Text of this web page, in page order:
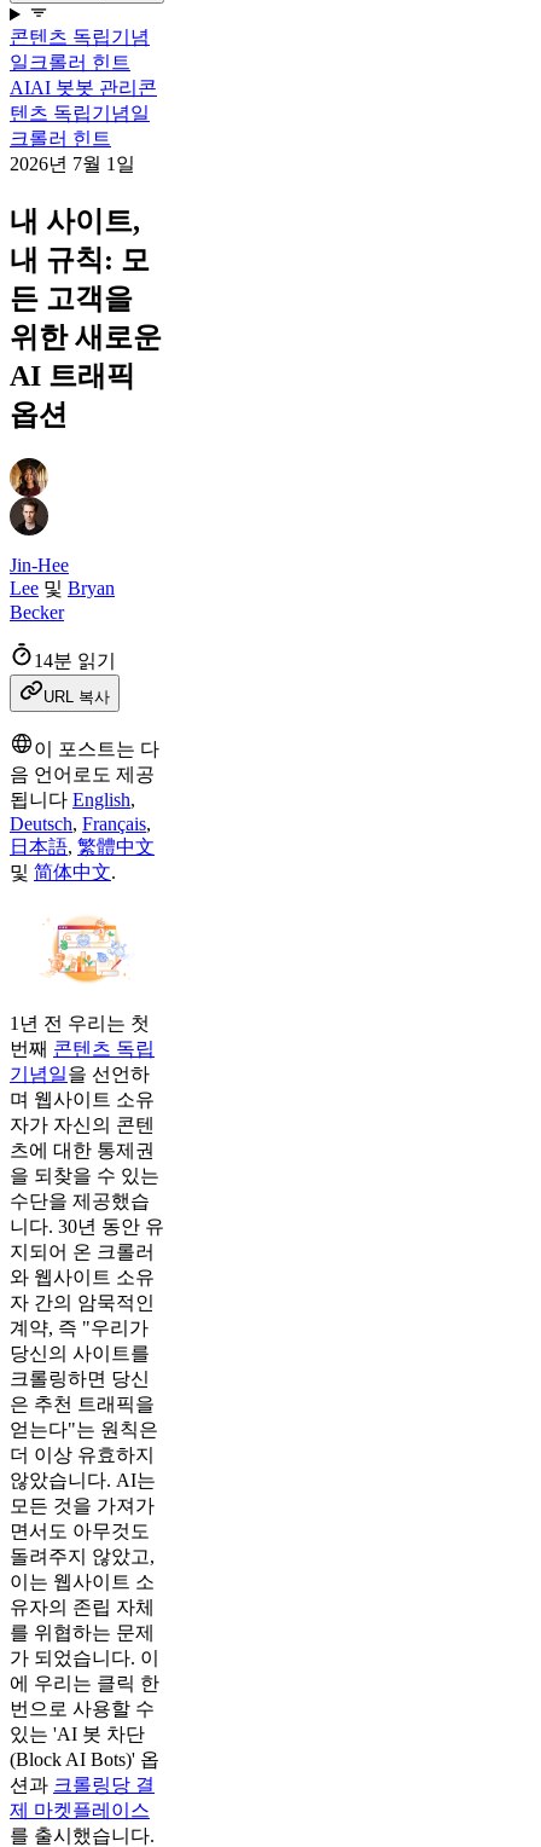
콘텐츠 독립기념
일 크롤러 힌트
AIAI 봇봇 관리 콘
텐츠 독립기념일
크롤러 힌트
2026년 7월 1일
내 사이트,
내 규칙: 모
든 고객을
위한 새로운
AI 트래픽
옵션
Jin-Hee
Lee 및 Bryan
Becker
14분 읽기
URL 복사
이 포스트는 다
음 언어로도 제공
됩니다 English,
Deutsch, Français,
日本語, 繁體中文
및 简体中文.
1년 전 우리는 첫
번째 콘텐츠 독립
기념일을 선언하
며 웹사이트 소유
자가 자신의 콘텐
츠에 대한 통제권
을 되찾을 수 있는
수단을 제공했습
니다. 30년 동안 유
지되어 온 크롤러
와 웹사이트 소유
자 간의 암묵적인
계약, 즉 "우리가
당신의 사이트를
크롤링하면 당신
은 추천 트래픽을
얻는다"는 원칙은
더 이상 유효하지
않았습니다. AI는
모든 것을 가져가
면서도 아무것도
돌려주지 않았고,
이는 웹사이트 소
유자의 존립 자체
를 위협하는 문제
가 되었습니다. 이
에 우리는 클릭 한
번으로 사용할 수
있는 'AI 봇 차단
(Block AI Bots)' 옵
션과 크롤링당 결
제 마켓플레이스
를 출시했습니다.